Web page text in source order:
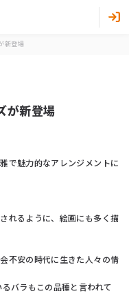
新登場
が新登場
で魅力的なアレンジメントに
れるように、絵画にも多く描
不安の時代に生きた人々の情
バラもこの品種と言われて